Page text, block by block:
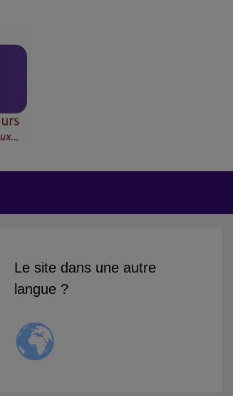
Le site dans une autre
langue ?